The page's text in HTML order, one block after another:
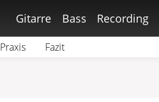
Gitarre Bass Recording
Praxis Fazit